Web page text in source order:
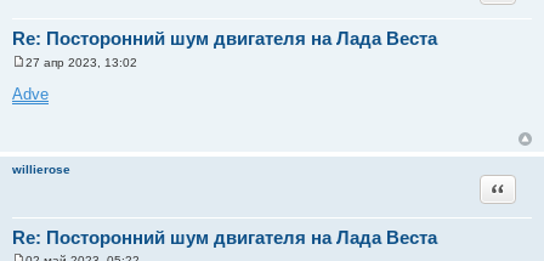
Re: Посторонний шум двигателя на Лада Веста
о
о
н
и
27 апр 2023, 13:02
Adve
willierose
Re: Посторонний шум двигателя на Лада Веста
Цитата